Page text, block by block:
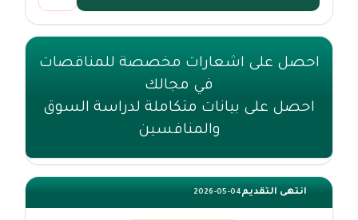
احصل على اشعارات مخصصة للمناقصات
في مجالك
احصل على بيانات متكاملة لدراسة السوق
والمنافسين
انتهى التقديم2026-05-04